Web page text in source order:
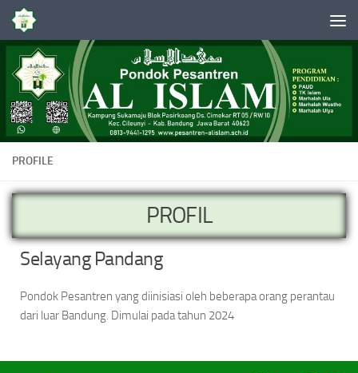
Skip to content
PROFILE
PROFIL
Selayang Pandang
Pondok Pesantren yang diinisiasi oleh beberapa orang perantau
dari luar Bandung. Dimulai pada tahun 2024